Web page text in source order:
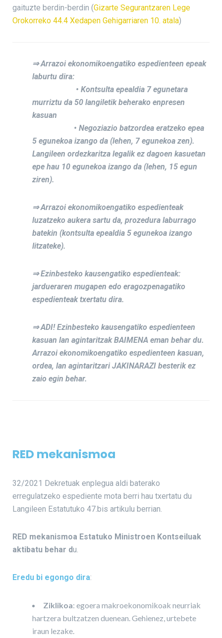
gaituzte berdin-berdin (Gizarte Segurantzaren Lege
Orokorreko 44.4 Xedapen Gehigarriaren 10. atala)
⇒ Arrazoi ekonomikoengatiko espedienteen epeak
laburtu dira:
• Kontsulta epealdia 7 egunetara
murriztu da 50 langiletik beherako enpresen
kasuan
• Negoziazio batzordea eratzeko epea
5 egunekoa izango da (lehen, 7 egunekoa zen).
Langileen ordezkaritza legalik ez dagoen kasuetan
epe hau 10 egunekoa izango da (lehen, 15 egun
ziren).
⇒ Arrazoi ekonomikoengatiko espedienteak
luzatzeko aukera sartu da, prozedura laburrago
batekin (kontsulta epealdia 5 egunekoa izango
litzateke).
⇒ Ezinbesteko kausengatiko espedienteak:
jardueraren mugapen edo eragozpenagatiko
espedienteak txertatu dira.
⇒ ADI! Ezinbesteko kausengatiko espedienteen
kasuan lan agintaritzak BAIMENA eman behar du.
Arrazoi ekonomikoengatiko espedienteen kasuan,
ordea, lan agintaritzari JAKINARAZI besterik ez
zaio egin behar.
RED mekanismoa
32/2021 Dekretuak enplegua aldi baterako
erregulatzeko espediente mota berri hau txertatu du
Langileen Estatutuko 47.bis artikulu berrian.
RED mekanismoa Estatuko Ministroen Kontseiluak
aktibatu behar du.
Eredu bi egongo dira:
Ziklikoa: egoera makroekonomikoak neurriak
hartzera bultzatzen duenean. Gehienez, urtebete
iraun lezake.